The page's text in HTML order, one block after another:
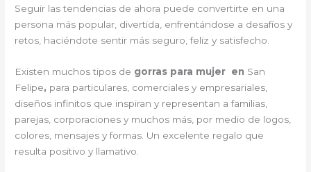
Seguir las tendencias de ahora puede convertirte en una
persona más popular, divertida, enfrentándose a desafíos y
retos, haciéndote sentir más seguro, feliz y satisfecho.
Existen muchos tipos de gorras para mujer en San
Felipe, para particulares, comerciales y empresariales,
diseños infinitos que inspiran y representan a familias,
parejas, corporaciones y muchos más, por medio de logos,
colores, mensajes y formas. Un excelente regalo que
resulta positivo y llamativo.